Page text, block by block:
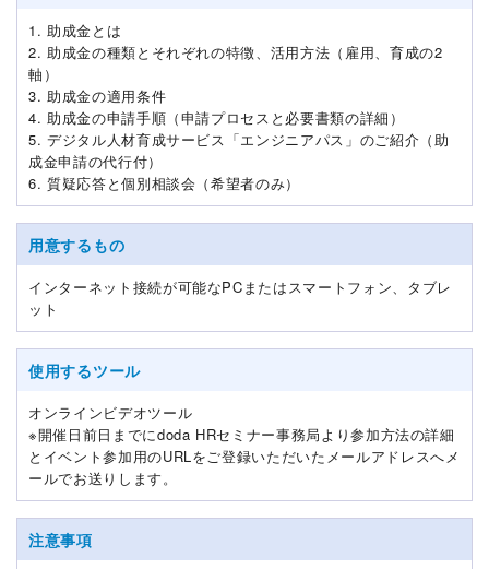
1. 助成金とは
2. 助成金の種類とそれぞれの特徴、活用方法（雇用、育成の2
軸）
3. 助成金の適用条件
4. 助成金の申請手順（申請プロセスと必要書類の詳細）
5. デジタル人材育成サービス「エンジニアパス」のご紹介（助
成金申請の代行付）
6. 質疑応答と個別相談会（希望者のみ）
用意するもの
インターネット接続が可能なPCまたはスマートフォン、タブレ
ット
使用するツール
オンラインビデオツール
※開催日前日までにdoda HRセミナー事務局より参加方法の詳細
とイベント参加用のURLをご登録いただいたメールアドレスへメ
ールでお送りします。
注意事項